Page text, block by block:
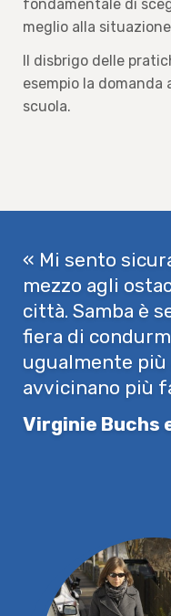
fondamentale di
meglio alla
Il disbrigo delle
esempio la domanda
scuola.
« Mi sento
mezzo agli
città. Samba è
fiera di
ugualmente
avvicinano più
Virginie Buchs